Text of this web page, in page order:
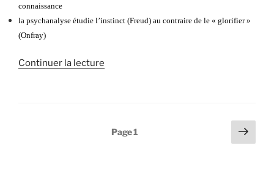
connaissance
la psychanalyse étudie l’instinct (Freud) au contraire de le « glorifier »
(Onfray)
Continuer la lecture
auPage1
Page